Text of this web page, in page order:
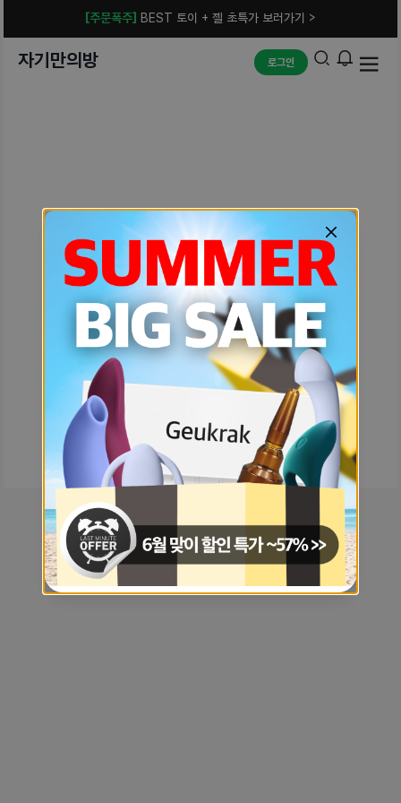
[주문폭주] BEST 토이 + 젤 초특가 보러가기 >
자기만의방 로그인
예상치 못한 에러입니다.